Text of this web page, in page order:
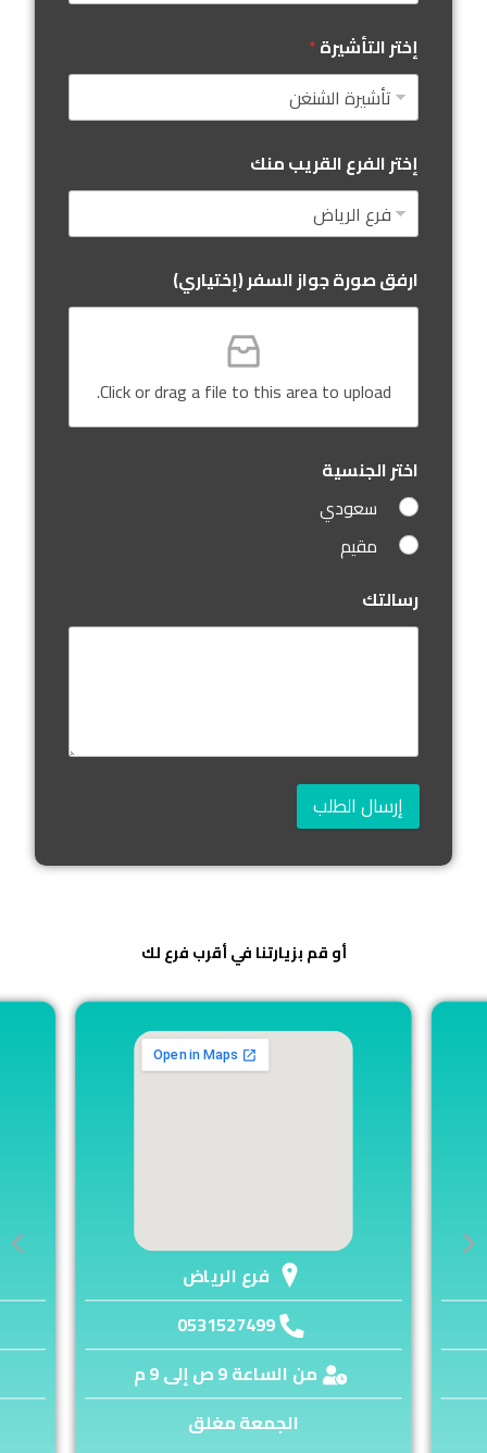
إختر التأشيرة*
إختر الفرع القريب منك
ارفق صورة جواز السفر (إختياري)
Click or drag a file to this area to upload.
اختر الجنسية
سعودي
مقيم
رسالتك
إرسال الطلب
أو قم بزيارتنا في أقرب فرع لك
فرع الرياض
0531527499
من الساعة 9 ص إلى 9 م
الجمعة مغلق